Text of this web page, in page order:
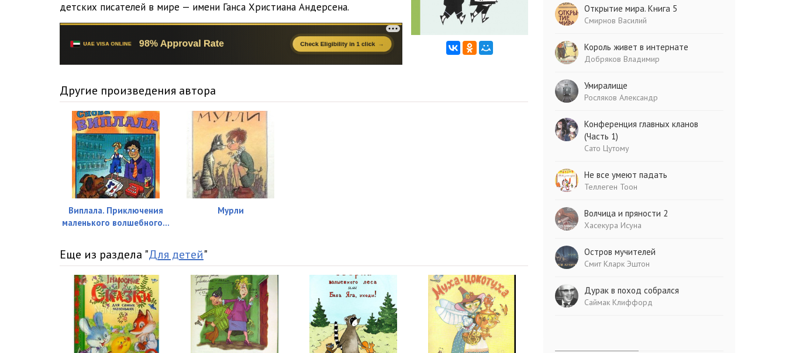
10_Kak_Sasha_i_Masha_vyrezali_kartiiki
14_Uchitel_Sasha 02:01
15_Snegovik_s_metelkoy
16_TYOtya_na_mashine
17_Den_rozhdeniya_Mashi
18_Volk,_kotoryy_vsYo_vremya_smeYotsya
19_Kak_Mishka_upal_s_samolYota
21_Stesha_ne_hochet_gulyat
22_Kudryashka 02:55
23_Shishka_i_povyazka 02:19
24_Progulka_v_ogromnoy_luzhe 02:45
детских писателей в мире — имени Ганса Христиана Андерсена.
Другие произведения автора
Виплала. Приключения
маленького волшебного...
Мурли
Еще из раздела "Для детей"
Открытие мира. Книга 5
Смирнов Василий
Король живет в интернате
Добряков Владимир
Умиралище
Росляков Александр
Конференция главных кланов
(Часть 1)
Сато Цутому
Не все умеют падать
Теллеген Тоон
Волчица и пряности 2
Хасекура Исуна
Остров мучителей
Смит Кларк Эштон
Дурак в поход собрался
Саймак Клиффорд